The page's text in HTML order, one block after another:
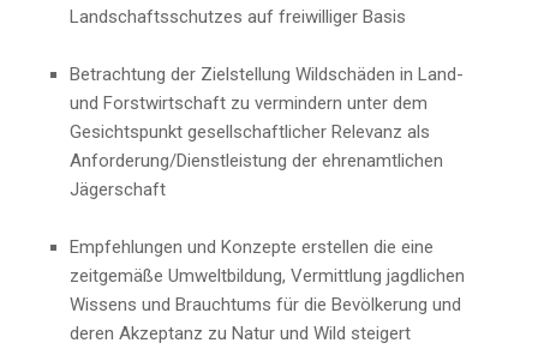
Landschaftsschutzes auf freiwilliger Basis
Betrachtung der Zielstellung Wildschäden in Land-
und Forstwirtschaft zu vermindern unter dem
Gesichtspunkt gesellschaftlicher Relevanz als
Anforderung/Dienstleistung der ehrenamtlichen
Jägerschaft
Empfehlungen und Konzepte erstellen die eine
zeitgemäße Umweltbildung, Vermittlung jagdlichen
Wissens und Brauchtums für die Bevölkerung und
deren Akzeptanz zu Natur und Wild steigert